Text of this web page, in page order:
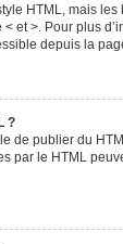
HTML, mais
et >. Pour plus
depuis la
?
de publier du
par le HTML